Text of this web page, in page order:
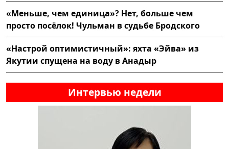
«Меньше, чем единица»? Нет, больше чем
просто посёлок! Чульман в судьбе Бродского
«Настрой оптимистичный»: яхта «Эйва» из
Якутии спущена на воду в Анадыр
Интервью недели